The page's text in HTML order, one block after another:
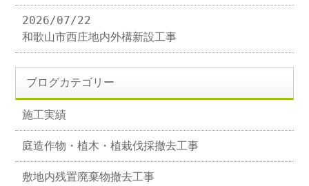
2026/07/22
和歌山市西庄地内外構新設工事
ブログカテゴリー
施工実績
庭造作物・植木・植栽伐採撤去工事
敷地内残置廃棄物撤去工事